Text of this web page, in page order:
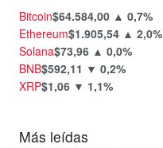
Bitcoin$64.584,00 ▲ 0,7%
Ethereum$1.905,54 ▲ 2,0%
Solana$73,96 ▲ 0,0%
BNB$592,11 ▼ 0,2%
XRP$1,06 ▼ 1,1%
Más leídas